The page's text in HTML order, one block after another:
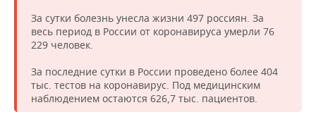
За сутки болезнь унесла жизни 497 россиян. За
весь период в России от коронавируса умерли 76
229 человек.
За последние сутки в России проведено более 404
тыс. тестов на коронавирус. Под медицинским
наблюдением остаются 626,7 тыс. пациентов.